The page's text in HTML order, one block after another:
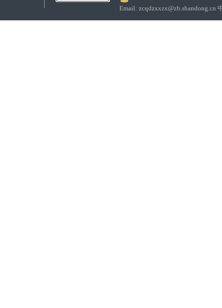
Email: zcqdzxxzx@zb.shandong.cn